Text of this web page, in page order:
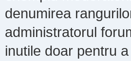
denumirea
administratorul
inutile doar pentru